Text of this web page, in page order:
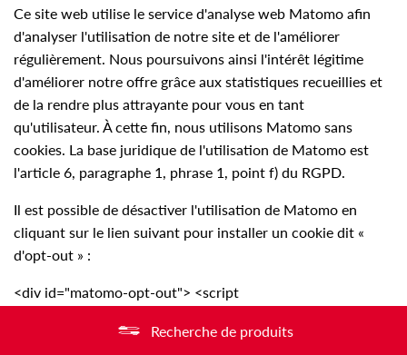
Ce site web utilise le service d'analyse web Matomo afin
d'analyser l'utilisation de notre site et de l'améliorer
régulièrement. Nous poursuivons ainsi l'intérêt légitime
d'améliorer notre offre grâce aux statistiques recueillies et
de la rendre plus attrayante pour vous en tant
qu'utilisateur. À cette fin, nous utilisons Matomo sans
cookies. La base juridique de l'utilisation de Matomo est
l'article 6, paragraphe 1, phrase 1, point f) du RGPD.
Il est possible de désactiver l'utilisation de Matomo en
cliquant sur le lien suivant pour installer un cookie dit «
d'opt-out » :
<div id="matomo-opt-out"> <script
module=CoreAdminHome&action=optOutJS&divId=matomo-
Recherche de produits